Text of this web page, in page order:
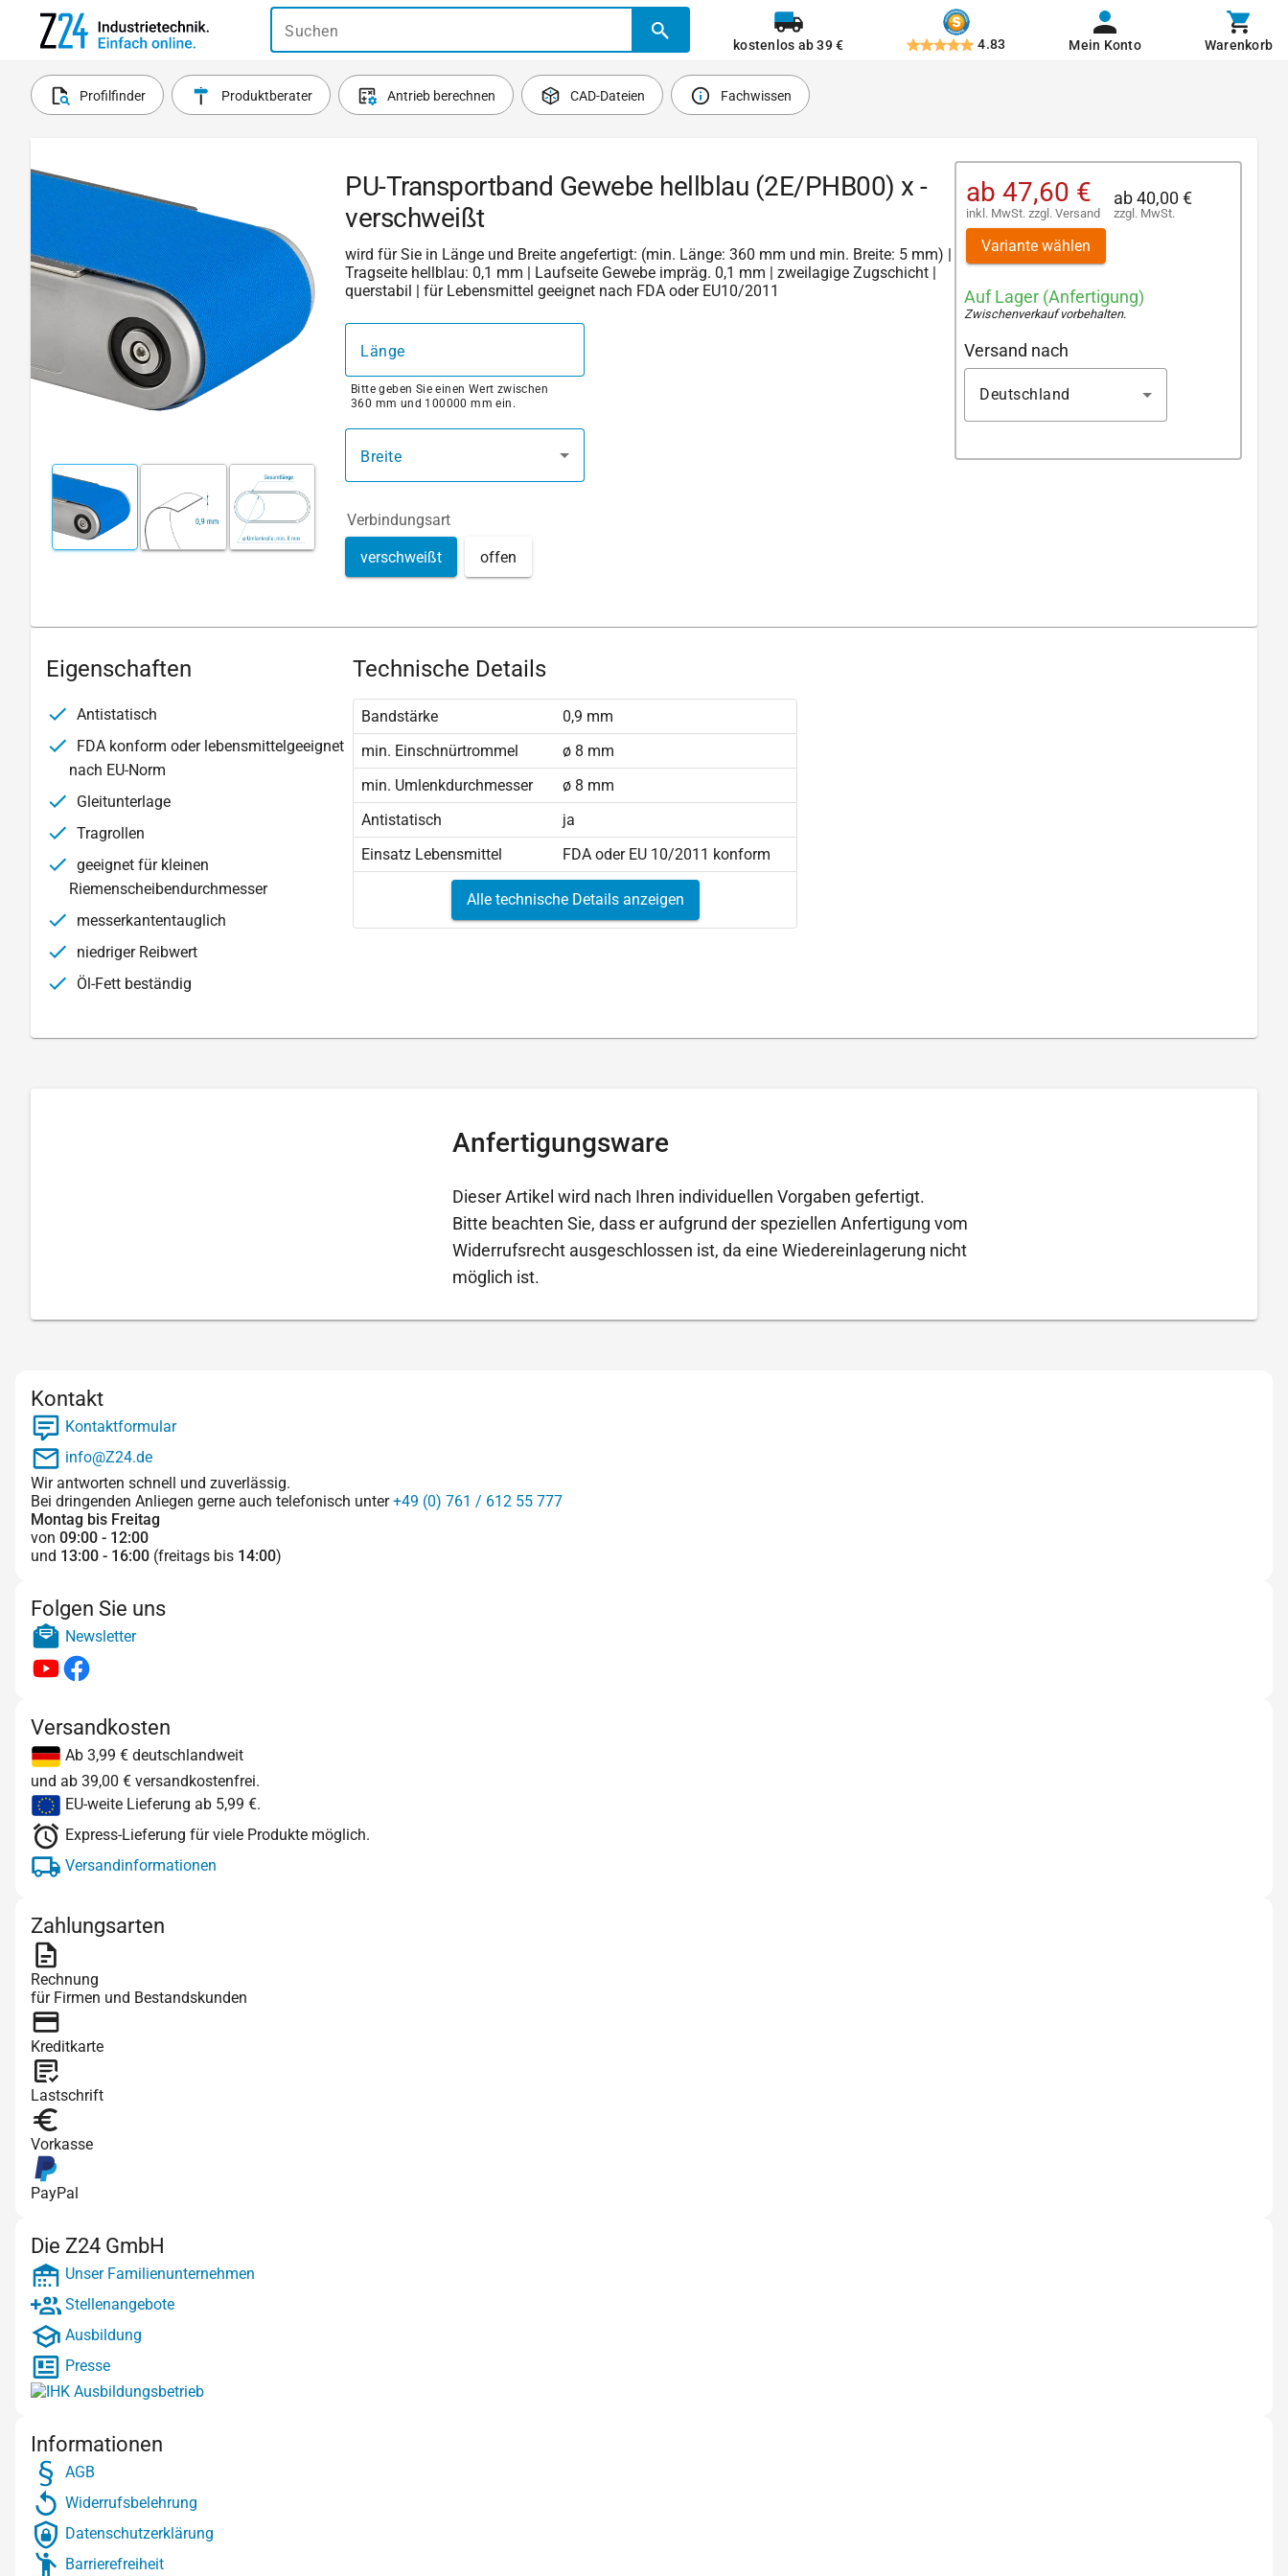
Suchen
kostenlos ab 39 € 4.83 Mein Konto Warenkorb
Profilfinder Produktberater Antrieb berechnen CAD-Dateien Fachwissen
PU-Transportband Gewebe hellblau (2E/PHB00) x -
verschweißt
wird für Sie in Länge und Breite angefertigt: (min. Länge: 360 mm und min. Breite: 5 mm) |
Tragseite hellblau: 0,1 mm | Laufseite Gewebe impräg. 0,1 mm | zweilagige Zugschicht |
querstabil | für Lebensmittel geeignet nach FDA oder EU10/2011
Länge
Bitte geben Sie einen Wert zwischen
360 mm und 100000 mm ein.
Breite
Verbindungsart
verschweißt offen
ab 47,60 €
inkl. MwSt. zzgl. Versand
ab40,00 €
zzgl. MwSt.
Variante wählen
Auf Lager (Anfertigung)
Zwischenverkauf vorbehalten.
Versand nach
Deutschland
Eigenschaften
Antistatisch
FDA konform oder lebensmittelgeeignet
nach EU-Norm
Gleitunterlage
Tragrollen
geeignet für kleinen
Riemenscheibendurchmesser
messerkantentauglich
niedriger Reibwert
Öl-Fett beständig
Technische Details
Bandstärke
0,9 mm
min. Einschnürtrommel
ø 8 mm
min. Umlenkdurchmesser
ø 8 mm
Antistatisch
ja
Einsatz Lebensmittel
FDA oder EU 10/2011 konform
Alle technische Details anzeigen
Anfertigungsware
Dieser Artikel wird nach Ihren individuellen Vorgaben gefertigt.
Bitte beachten Sie, dass er aufgrund der speziellen Anfertigung vom
Widerrufsrecht ausgeschlossen ist, da eine Wiedereinlagerung nicht
möglich ist.
Kontakt
Kontaktformular
info@Z24.de
Wir antworten schnell und zuverlässig.
Bei dringenden Anliegen gerne auch telefonisch unter+49 (0) 761 / 612 55 777
Montag bis Freitag
von 09:00 - 12:00
und 13:00 - 16:00 (freitags bis 14:00)
Folgen Sie uns
Newsletter
Versandkosten
Ab 3,99 € deutschlandweit
und ab 39,00 € versandkostenfrei.
EU-weite Lieferung ab 5,99 €.
Express-Lieferung für viele Produkte möglich.
Versandinformationen
Zahlungsarten
Rechnung
für Firmen und Bestandskunden
Kreditkarte
Lastschrift
Vorkasse
PayPal
Die Z24 GmbH
Unser Familienunternehmen
Stellenangebote
Ausbildung
Presse
Informationen
AGB
Widerrufsbelehrung
Datenschutzerklärung
Barrierefreiheit